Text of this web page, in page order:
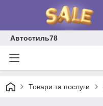
Автостиль78
Товари та послуги